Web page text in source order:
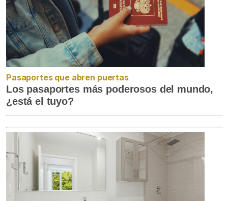
Pasaportes que abren puertas
Los pasaportes más poderosos del mundo,
¿está el tuyo?